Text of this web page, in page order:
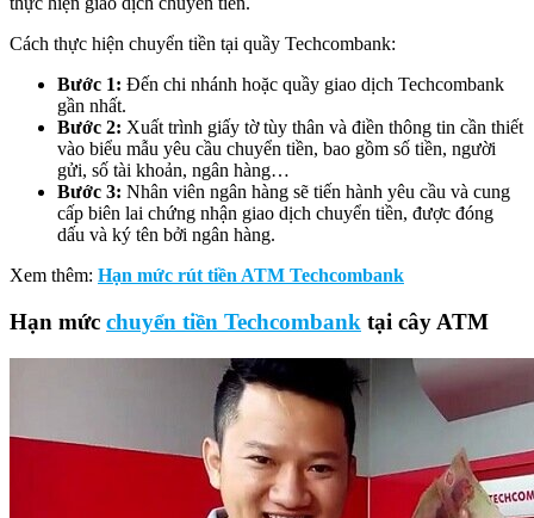
Cách thực hiện chuyển tiền tại quầy Techcombank:
Bước 1: Đến chi nhánh hoặc quầy giao dịch Techcombank
gần nhất.
Bước 2: Xuất trình giấy tờ tùy thân và điền thông tin cần thiết
vào biểu mẫu yêu cầu chuyển tiền, bao gồm số tiền, người
gửi, số tài khoản, ngân hàng…
Bước 3: Nhân viên ngân hàng sẽ tiến hành yêu cầu và cung
cấp biên lai chứng nhận giao dịch chuyển tiền, được đóng
dấu và ký tên bởi ngân hàng.
Xem thêm: Hạn mức rút tiền ATM Techcombank
Hạn mức chuyển tiền Techcombank tại cây ATM